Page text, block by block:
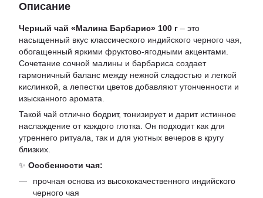
Описание
Черный чай «Малина Барбарис» 100 г – это
насыщенный вкус классического индийского черного чая,
обогащенный яркими фруктово-ягодными акцентами.
Сочетание сочной малины и барбариса создает
гармоничный баланс между нежной сладостью и легкой
кислинкой, а лепестки цветов добавляют утонченности и
изысканного аромата.
Такой чай отлично бодрит, тонизирует и дарит истинное
наслаждение от каждого глотка. Он подходит как для
утреннего ритуала, так и для уютных вечеров в кругу
близких.
✨ Особенности чая:
прочная основа из высококачественного индийского
черного чая